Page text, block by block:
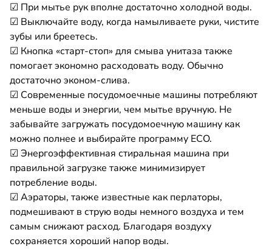
☑ При мытье рук вполне достаточно холодной воды.
☑ Выключайте воду, когда намыливаете руки, чистите
зубы или бреетесь.
☑ Кнопка «старт-стоп» для смыва унитаза также
помогает экономно расходовать воду. Обычно
достаточно эконом-слива.
☑ Современные посудомоечные машины потребляют
меньше воды и энергии, чем мытье вручную. Не
забывайте загружать посудомоечную машину как
можно полнее и выбирайте программу ECO.
☑ Энергоэффективная стиральная машина при
правильной загрузке также минимизирует
потребление воды.
☑ Аэраторы, также известные как перлаторы,
подмешивают в струю воды немного воздуха и тем
самым снижают расход. Благодаря воздуху
сохраняется хороший напор воды.